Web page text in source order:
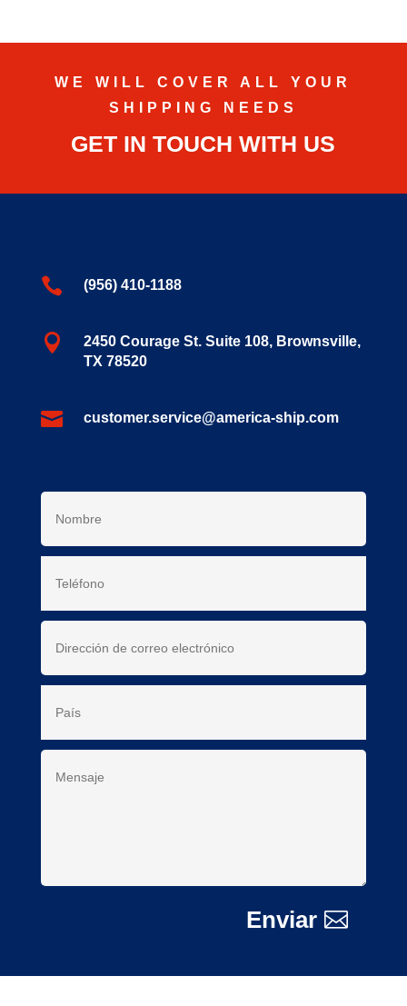
WE WILL COVER ALL YOUR
SHIPPING NEEDS
GET IN TOUCH WITH US
 (956) 410-1188

2450 Courage St. Suite 108, Brownsville,
TX 78520
 customer.service@america-ship.com
Enviar